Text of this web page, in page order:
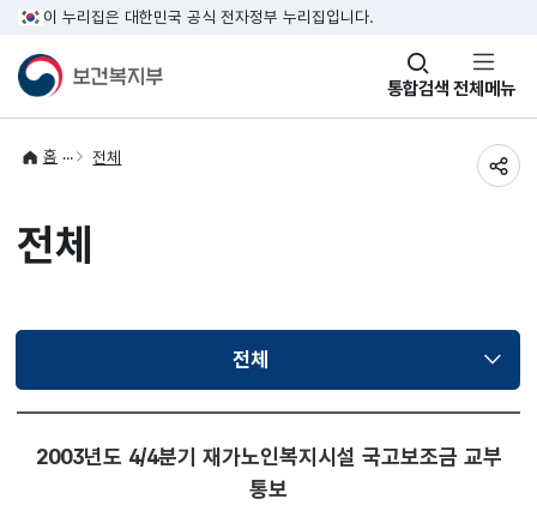
이 누리집은 대한민국 공식 전자정부 누리집입니다.
통합검색
창
열기 전체메뉴
홈 전체
전체
전체선택됨
2003년도 4/4분기 재가노인복지시설 국고보조금 교부
통보